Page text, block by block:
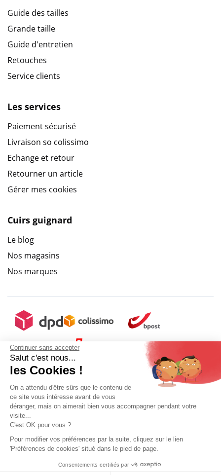
Continuer sans accepter
Salut c'est nous...
les Cookies !
On a attendu d'être sûrs que le contenu de
ce site vous intéresse avant de vous
déranger, mais on aimerait bien vous accompagner pendant votre
visite...
C'est OK pour vous ?
Pour modifier vos préférences par la suite, cliquez sur le lien
'Préférences de cookies' situé dans le pied de page.
Consentements certifiés par
Ajouter au panier
9.6/ 10 (10273 avis)
Guide des tailles
Grande taille
Guide d'entretien
Retouches
Service clients
Les services
Paiement sécurisé
Livraison so colissimo
Echange et retour
Retourner un article
Gérer mes cookies
Cuirs guignard
Le blog
Nos magasins
Nos marques
Gestion des données personnelles